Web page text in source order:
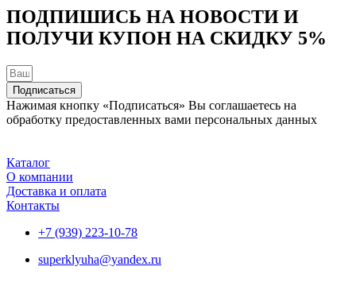
товара.
ПОДПИШИСЬ НА НОВОСТИ И
ПОЛУЧИ КУПОН НА СКИДКУ 5%
Подписаться
Нажимая кнопку «Подписаться» Вы соглашаетесь на
обработку предоставленных вами персональных данных
Каталог
О компании
Доставка и оплата
Контакты
+7 (939) 223-10-78
superklyuha@yandex.ru